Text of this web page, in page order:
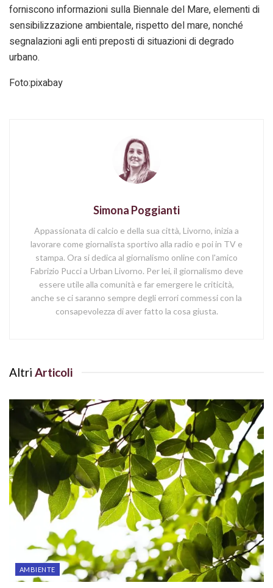
forniscono informazioni sulla Biennale del Mare, elementi di
sensibilizzazione ambientale, rispetto del mare, nonché
segnalazioni agli enti preposti di situazioni di degrado
urbano.
Foto:pixabay
Simona Poggianti
Appassionata di calcio e della sua città, Livorno, inizia a
lavorare come giornalista sportivo alla radio e poi in TV e
stampa. Ora si dedica al giornalismo online con l'amico
Fabrizio Pucci a Urban Livorno. Per lei, il giornalismo deve
essere utile alla comunità e far emergere le criticità,
anche se ci saranno sempre degli errori commessi con la
consapevolezza di aver fatto la cosa giusta.
Altri Articoli
AMBIENTE